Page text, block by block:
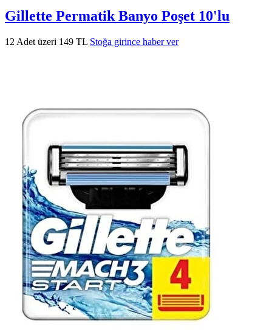
Gillette Permatik Banyo Poşet 10'lu
12 Adet üzeri 149 TL Stoğa girince haber ver